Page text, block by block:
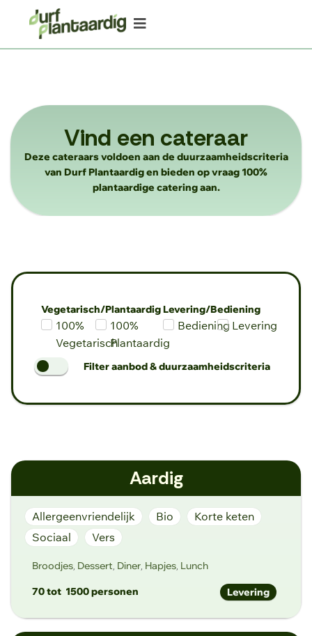
Vind een cateraar
Deze cateraars voldoen aan de duurzaamheidscriteria
van Durf Plantaardig en bieden op vraag 100%
plantaardige catering aan.
Vegetarisch/Plantaardig
100%
Vegetarisch
100%
Plantaardig
Levering/Bediening
Bediening Levering
Filter aanbod & duurzaamheidscriteria
Aanbod
dumplings
Duurzaamheidscriteria
Vers Suikervrij
Bio
Korte keten
Aardig
Allergeenvriendelijk Bio
Korte keten
Sociaal
Vers
Broodjes Dessert Diner Hapjes Lunch
70 tot 1500 personen Levering